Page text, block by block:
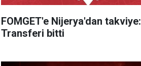
FOMGET'e Nijerya'dan takviye:
Transferi bitti